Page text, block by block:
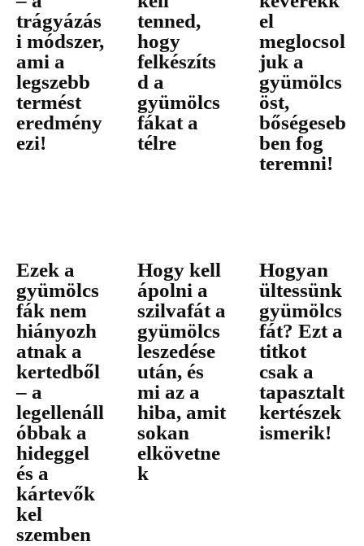
trágyázás
i módszer,
ami a
legszebb
termést
eredmény
ezi!
tenned,
hogy
felkészíts
d a
gyümölcs
fákat a
télre
el
meglocsol
juk a
gyümölcs
öst,
bőségeseb
ben fog
teremni!
Ezek a
gyümölcs
fák nem
hiányozh
atnak a
kertedből
– a
legellenáll
óbbak a
hideggel
és a
kártevők
kel
szemben
Hogy kell
ápolni a
szilvafát a
gyümölcs
leszedése
után, és
mi az a
hiba, amit
sokan
elkövetne
k
Hogyan
ültessünk
gyümölcs
fát? Ezt a
titkot
csak a
tapasztalt
kertészek
ismerik!